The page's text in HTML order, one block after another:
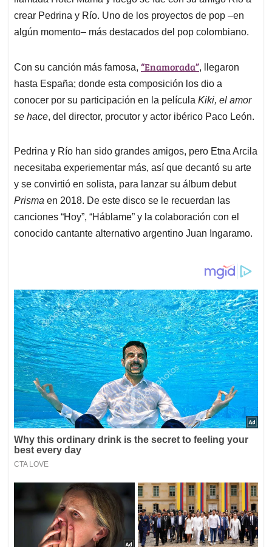
crear Pedrina y Río. Uno de los proyectos de pop –en
algún momento– más destacados del pop colombiano.
Con su canción más famosa, “Enamorada”, llegaron
hasta España; donde esta composición los dio a
conocer por su participación en la película Kiki, el amor
se hace, del director, procutor y actor ibérico Paco León.
Pedrina y Río han sido grandes amigos, pero Etna Arcila
necesitaba experiementar más, así que decantó su arte
y se convirtió en solista, para lanzar su álbum debut
Prisma en 2018. De este disco se le recuerdan las
canciones “Hoy”, “Háblame” y la colaboración con el
conocido cantante alternativo argentino Juan Ingaramo.